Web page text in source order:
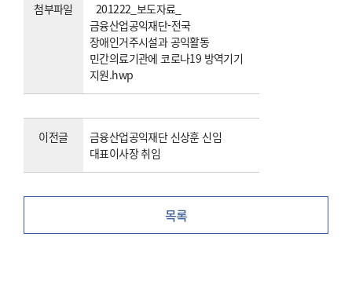
첨부파일
201222_보도자료_
금융산업공익재단-전국
장애인거주시설과 공익활동
민간의료기관에 코로나19 방역기기
지원.hwp
이전글
금융산업공익재단 신상훈 신임
대표이사장 취임
목록